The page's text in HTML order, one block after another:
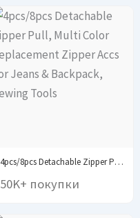
4pcs/8pcs Detachable Zipper Pull, Multi Color Replacement Zipper...
50K+ покупки